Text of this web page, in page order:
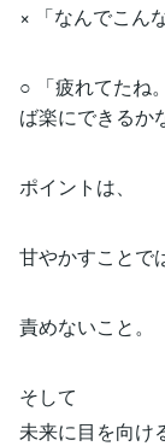
× 「なんでこん
○ 「疲れてたね
ば楽にできるか
ポイントは、
甘やかすことで
責めないこと。
そして
未来に目を向け